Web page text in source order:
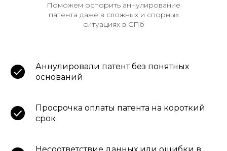
Поможем оспорить аннулирование
патента даже в сложных и спорных
ситуациях в СПб
Аннулировали патент без понятных
оснований
Просрочка оплаты патента на короткий
срок